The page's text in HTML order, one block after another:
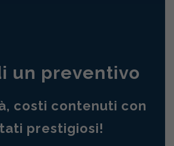
un preventivo
costi contenuti con
prestigiosi!